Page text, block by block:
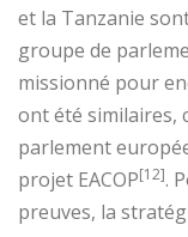
et la Tanzanie
groupe de
missionné pour
ont été similaires,
parlement
projet EACOP[12].
preuves, la